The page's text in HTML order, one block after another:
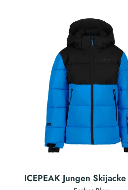
ICEPEAK Jungen